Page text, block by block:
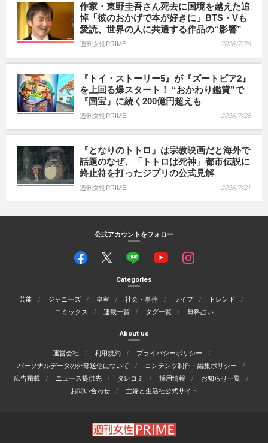
作家・東野圭吾さん死去に国境を越えた追
悼「彼のおかげで本が好きに」BTS・Vも
愛読、世界の人に共通する作品の“影響”
週刊女性PRIME 2026/7/28
『トイ・ストーリー5』が『ズートピア2』
を上回る爆スタート！ “おかわり鑑賞”で
『国宝』に続く200億円超えも
週刊女性PRIME 2026/7/25
『となりのトトロ』は宗教映画だと海外で
話題のなぜ、「トトロは死神」都市伝説に
終止符を打ったジブリの公式見解
週刊女性PRIME 2026/7/21
公式アカウントをフォロー
Categories
芸能 ジャニーズ 皇室 社会・事件 ライフ
トレンド
コミックス
連載一覧 タグ一覧 無料占い
About us
運営会社 利用規約
プライバシーポリシー
パーソナルデータの外部送信について
コンテンツ制作・編集ポリシー
広告掲載
ニュース提供先 タレコミ 採用情報
お知らせ一覧
お問い合わせ
主婦と生活社公式サイト